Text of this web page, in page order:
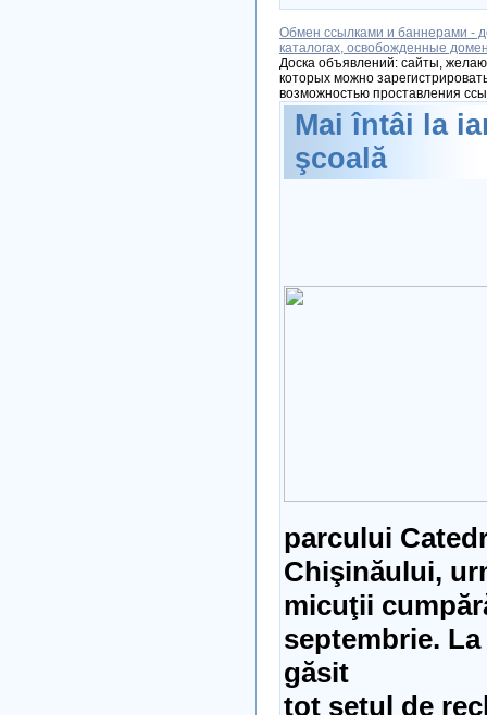
Обмен ссылками и баннерами -
каталогах, освобожденные
Доска объявлений: сайты,
которых можно
возможностью проставления
Mai întâi la
şcoală
parcului
Chişinăului,
micuţii
septembrie.
găsit
tot setul de